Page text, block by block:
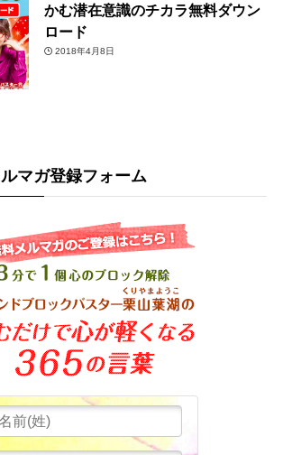
かむ潜在意識のチカラ無料ダウン
ロード
2018年4月8日
マガ登録フォーム